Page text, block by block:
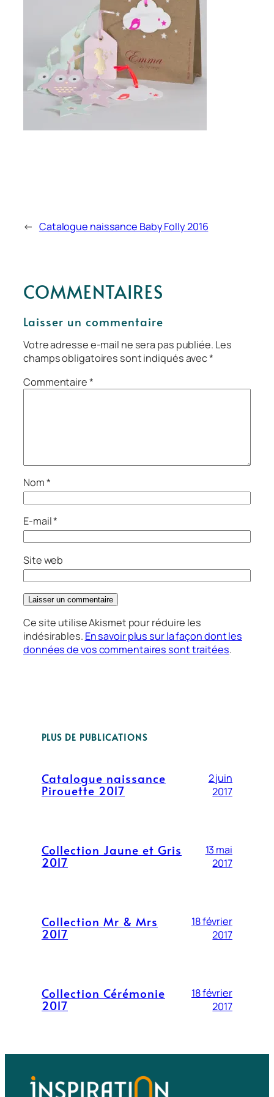
← Catalogue naissance Baby Folly 2016
COMMENTAIRES
Laisser un commentaire
Votre adresse e-mail ne sera pas publiée. Les
champs obligatoires sont indiqués avec*
Commentaire*
Nom*
E-mail*
Site web
Ce site utilise Akismet pour réduire les
indésirables. En savoir plus sur la façon dont les
données de vos commentaires sont traitées.
PLUS DE PUBLICATIONS
Catalogue naissance
Pirouette 2017
2 juin
2017
Collection Jaune et Gris
2017
13 mai
2017
Collection Mr & Mrs
2017
18 février
2017
Collection Cérémonie
2017
18 février
2017